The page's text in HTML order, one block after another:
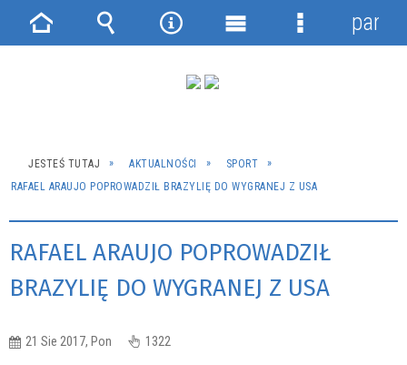
JESTEŚ TUTAJ AKTUALNOŚCI
SPORT
RAFAEL ARAUJO POPROWADZIŁ BRAZYLIĘ DO WYGRANEJ Z USA
RAFAEL ARAUJO POPROWADZIŁ
BRAZYLIĘ DO WYGRANEJ Z USA
21 Sie 2017, Pon 1322
Strona Wyszukiwarka
NarzędziaMenu
Menu
panel